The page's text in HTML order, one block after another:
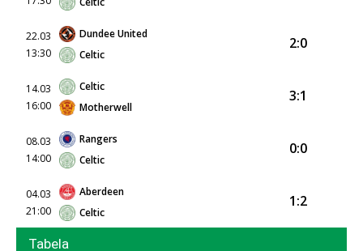
22.03
13:30
Dundee United
Celtic
2:0
14.03
16:00
Celtic
Motherwell
3:1
08.03
14:00
Rangers
Celtic
0:0
04.03
21:00
Aberdeen
Celtic
1:2
Tabela